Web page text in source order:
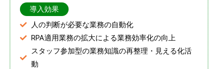
導入効果
人の判断が必要な業務の自動化
RPA適用業務の拡大による業務効率化の向上
スタッフ参加型の業務知識の再整理・見える化活
動